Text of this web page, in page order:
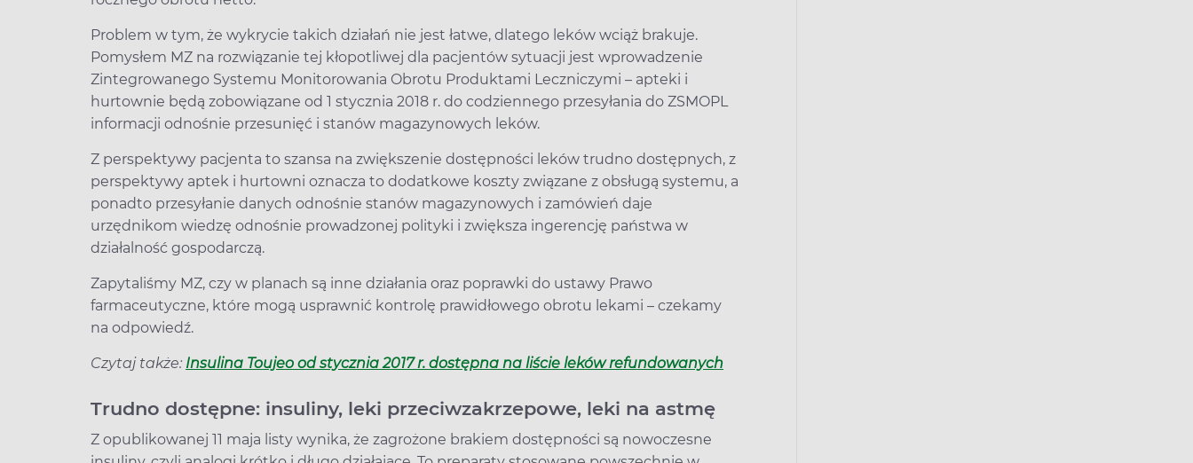
Problem w tym, że wykrycie takich działań nie jest łatwe, dlatego leków wciąż brakuje.
Pomysłem MZ na rozwiązanie tej kłopotliwej dla pacjentów sytuacji jest wprowadzenie
Zintegrowanego Systemu Monitorowania Obrotu Produktami Leczniczymi – apteki i
hurtownie będą zobowiązane od 1 stycznia 2018 r. do codziennego przesyłania do ZSMOPL
informacji odnośnie przesunięć i stanów magazynowych leków.
Z perspektywy pacjenta to szansa na zwiększenie dostępności leków trudno dostępnych, z
perspektywy aptek i hurtowni oznacza to dodatkowe koszty związane z obsługą systemu, a
ponadto przesyłanie danych odnośnie stanów magazynowych i zamówień daje
urzędnikom wiedzę odnośnie prowadzonej polityki i zwiększa ingerencję państwa w
działalność gospodarczą.
Zapytaliśmy MZ, czy w planach są inne działania oraz poprawki do ustawy Prawo
farmaceutyczne, które mogą usprawnić kontrolę prawidłowego obrotu lekami – czekamy
na odpowiedź.
Czytaj także: Insulina Toujeo od stycznia 2017 r. dostępna na liście leków refundowanych
Trudno dostępne: insuliny, leki przeciwzakrzepowe, leki na astmę
Z opublikowanej 11 maja listy wynika, że zagrożone brakiem dostępności są nowoczesne